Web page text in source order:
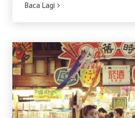
Baca Lagi
Oleh-Oleh Terbaik
Dibawa